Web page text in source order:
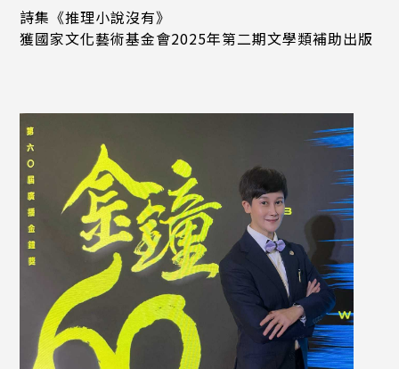
詩集《推理小說沒有》
獲國家文化藝術基金會2025年第二期文學類補助出版